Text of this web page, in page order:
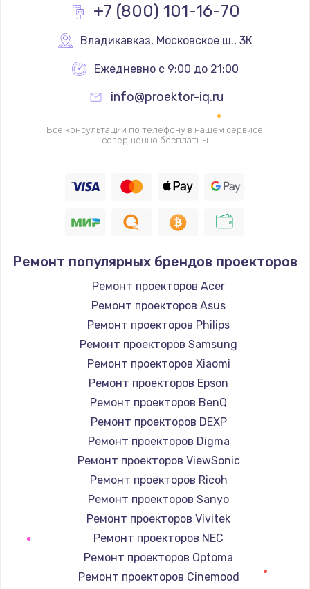
880 руб.
Заказать
Ремонт кнопки
Заказать
Модернизация
1830 руб.
Заказать
Устранение ошибок
Ремонт электроплаты
1400 руб.
Замена шнура
600 руб.
Заказать
Замена датчика
480 руб.
Заказать
Замена кнопки
450 руб.
+7 (800) 101-16-70
Владикавказ, Московское ш., 3К
Ежедневно с 9:00 до 21:00
info@proektor-iq.ru
Все консультации по телефону в нашем сервисе
совершенно бесплатны
Ремонт популярных брендов проекторов
Ремонт проекторов Acer
Ремонт проекторов Asus
Ремонт проекторов Philips
Ремонт проекторов Samsung
Ремонт проекторов Xiaomi
Ремонт проекторов Epson
Ремонт проекторов BenQ
Ремонт проекторов DEXP
Ремонт проекторов Digma
Ремонт проекторов ViewSonic
Ремонт проекторов Ricoh
Ремонт проекторов Sanyo
Ремонт проекторов Vivitek
Ремонт проекторов NEC
Ремонт проекторов Optoma
Ремонт проекторов Cinemood